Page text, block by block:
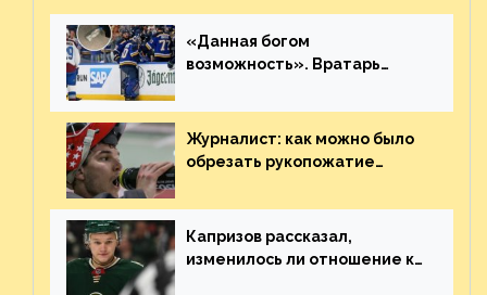
«Данная богом
возможность». Вратарь
броске бутылкой в Кадри
Журналист: как можно было
обрезать рукопожатие
Плохая работа, ESPN
Капризов рассказал,
изменилось ли отношение к